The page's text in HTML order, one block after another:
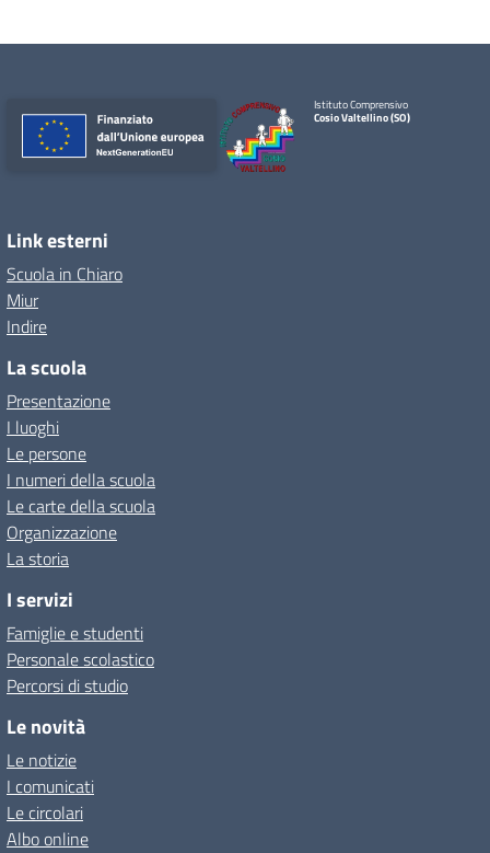
Istituto Comprensivo
Cosio Valtellino (SO)
Link esterni
Scuola in Chiaro
Miur
Indire
La scuola
Presentazione
I luoghi
Le persone
I numeri della scuola
Le carte della scuola
Organizzazione
La storia
I servizi
Famiglie e studenti
Personale scolastico
Percorsi di studio
Le novità
Le notizie
I comunicati
Le circolari
Albo online